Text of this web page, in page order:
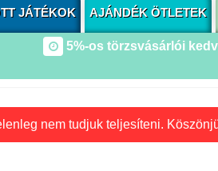
JÁTÉKOK AJÁNDÉK ÖTLETEK
5%-os törzsvásárlói
nem tudjuk teljesíteni.